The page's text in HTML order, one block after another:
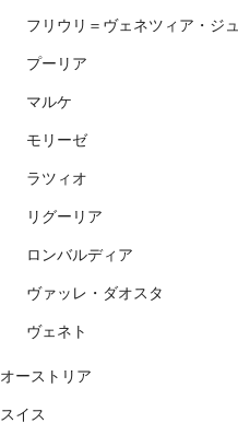
フリウリ＝ヴェネツィア・ジ
プーリア
マルケ
モリーゼ
ラツィオ
リグーリア
ロンバルディア
ヴァッレ・ダオスタ
ヴェネト
オーストリア
スイス